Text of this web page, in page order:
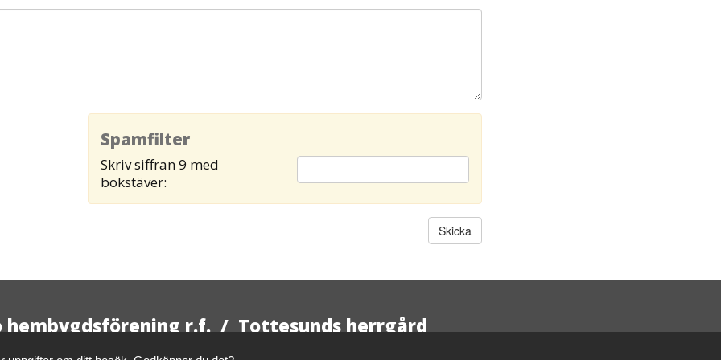
Spamfilter
Skriv siffran 9 med
bokstäver:
hembygdsförening r.f. / Tottesunds herrgård